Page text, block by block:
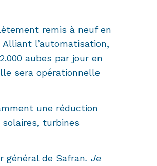
remis à neuf en
l’automatisation,
aubes par jour en
sera opérationnelle
une réduction
solaires, turbines
général de Safran. Je